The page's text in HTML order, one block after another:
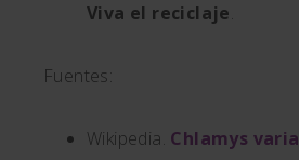
Viva el reciclaje.
Fuentes:
Wikipedia. Chlamys varia